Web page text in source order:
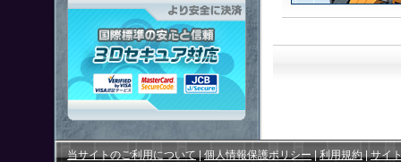
「鋼鉄戦記Ｃ２１」はより安
当サイトのご利用について| 個人情報保護ポリシー| 利用規約| サイ